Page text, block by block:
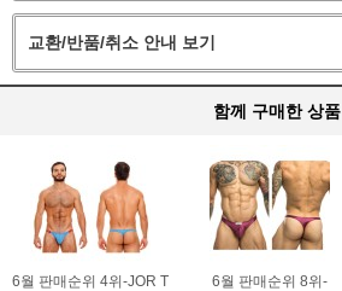
교환/반품/취소 안내 보기
함께 구매한 상품
6월 판매순위 4위-JOR T
6월 판매순위 8위-